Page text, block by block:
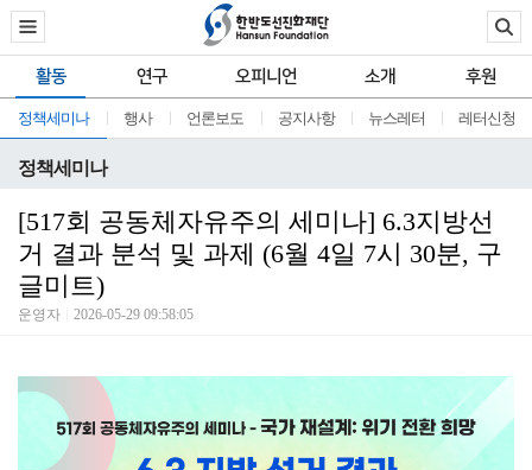
활동 연구 오피니언 소개 후원
정책세미나 행사 언론보도 공지사항 뉴스레터 레터신청
정책세미나
[517회 공동체자유주의 세미나] 6.3지방선
거 결과 분석 및 과제 (6월 4일 7시 30분, 구
글미트)
운영자 2026-05-29 09:58:05